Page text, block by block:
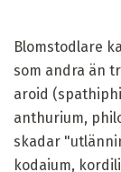
Blomstodlare
som andra än
aroid
anthurium,
skadar
kodaium,